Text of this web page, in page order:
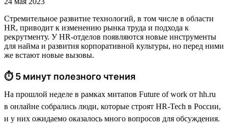
Стремительное развитие технологий, в том числе в области
HR, приводит к изменению рынка труда и подхода к
рекрутменту. У HR-отделов появляются новые инструменты
для найма и развития корпоративной культуры, но перед ними
же встают новые вызовы.
⏱ 5 минут полезного чтения
На прошлой неделе в рамках митапов Future of work от hh.ru
в онлайне собрались люди, которые строят HR-Tech в России,
и у них ожидаемо оказалось много вопросов для обсуждения.